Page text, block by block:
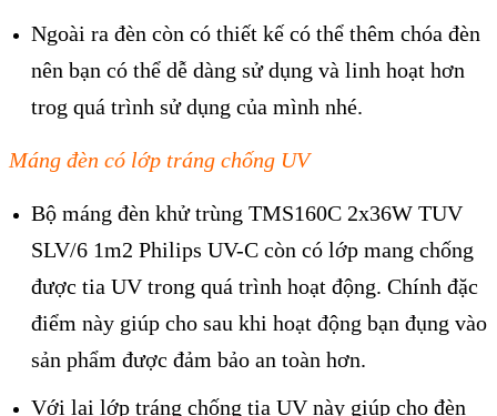
Ngoài ra đèn còn có thiết kế có thể thêm chóa đèn
nên bạn có thể dễ dàng sử dụng và linh hoạt hơn
trog quá trình sử dụng của mình nhé.
Máng đèn có lớp tráng chống UV
Bộ máng đèn khử trùng TMS160C 2x36W TUV
SLV/6 1m2 Philips UV-C còn có lớp mang chống
được tia UV trong quá trình hoạt động. Chính đặc
điểm này giúp cho sau khi hoạt động bạn đụng vào
sản phẩm được đảm bảo an toàn hơn.
Với lại lớp tráng chống tia UV này giúp cho đèn